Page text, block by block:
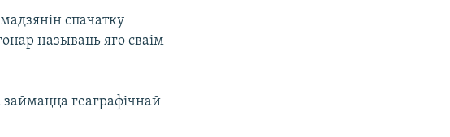
спачатку
называць яго сваім
геаграфічнай